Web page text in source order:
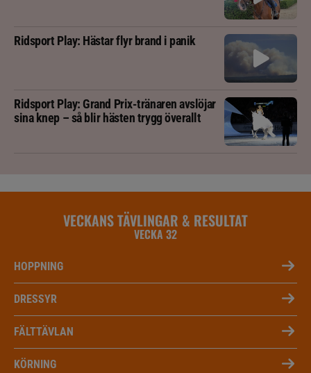
Ridsport Play: Hästar flyr brand i panik
Ridsport Play: Grand Prix-tränaren avslöjar
sina knep – så blir hästen trygg överallt
VECKANS TÄVLINGAR & RESULTAT
VECKA 32
HOPPNING
DRESSYR
FÄLTTÄVLAN
KÖRNING